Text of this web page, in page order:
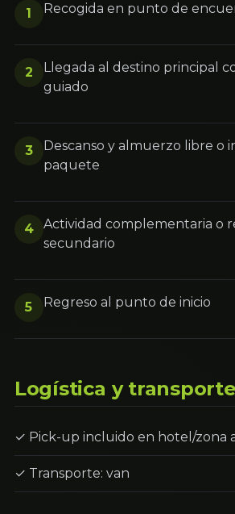
1 Recogida en punto de
2
Llegada al destino principal
guiado
3
Descanso y almuerzo libre o
paquete
4
Actividad complementaria o
secundario
5 Regreso al punto de inicio
Logística y transporte
✓ Pick-up incluido en hotel/zona
✓ Transporte: van